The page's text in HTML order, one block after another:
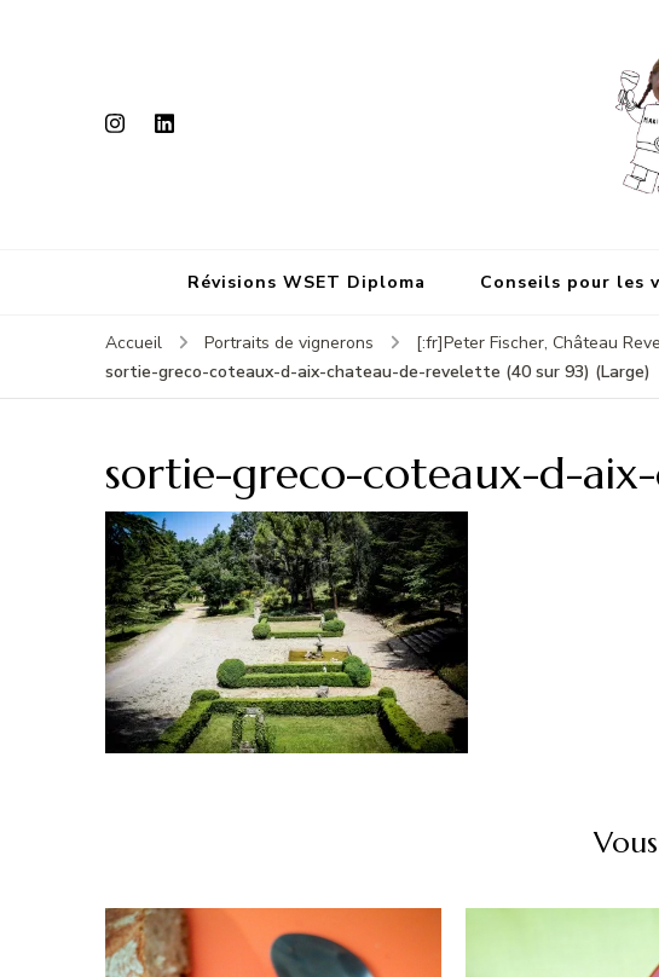
Révisions WSET Diploma Conseils pour les
Accueil Portraits de vignerons
[:fr]Peter Fischer, Château
sortie-greco-coteaux-d-aix-chateau-de-revelette (40 sur 93) (Large)
sortie-greco-coteaux-d-